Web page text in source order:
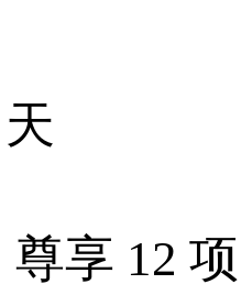
享 12 项